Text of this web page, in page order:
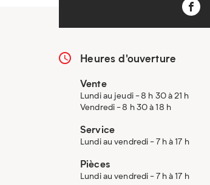
Heures d'ouverture
Vente
Lundi au jeudi - 8 h 30 à 21 h
Vendredi - 8 h 30 à 18 h
Service
Lundi au vendredi - 7 h à 17 h
Pièces
Lundi au vendredi - 7 h à 17 h